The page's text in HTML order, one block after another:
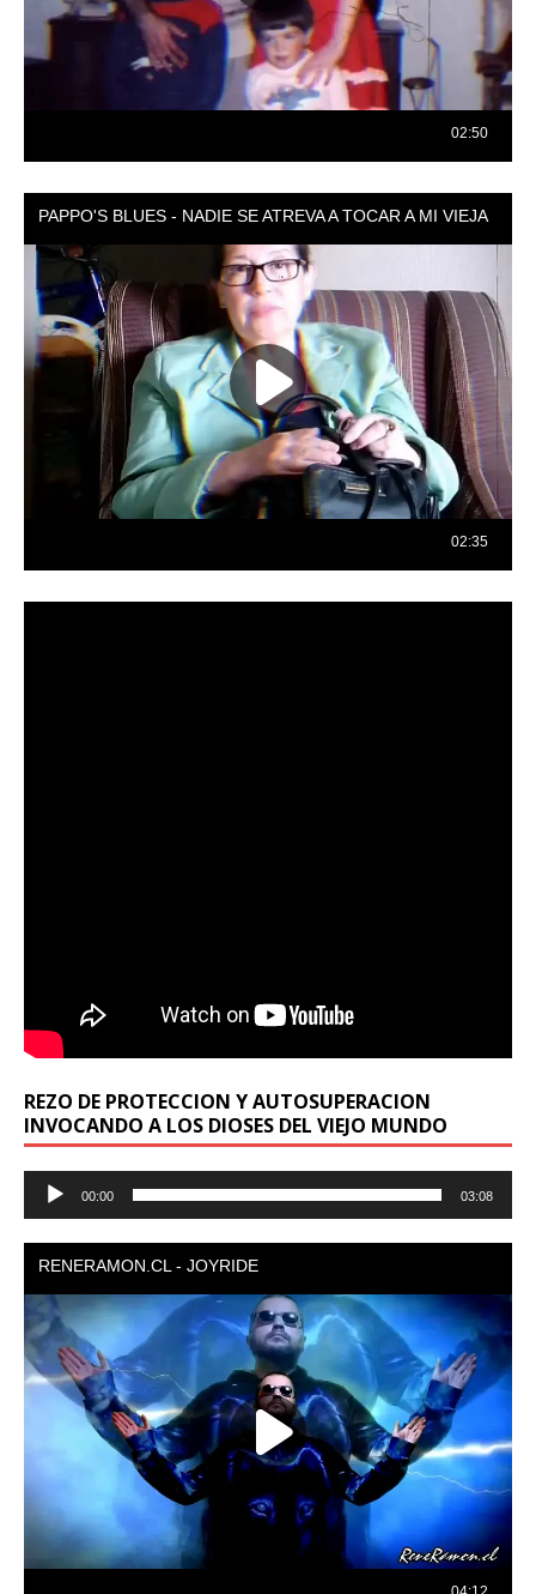
REZO DE PROTECCION Y AUTOSUPERACION
INVOCANDO A LOS DIOSES DEL VIEJO MUNDO
Reproductor
00:00 03:08